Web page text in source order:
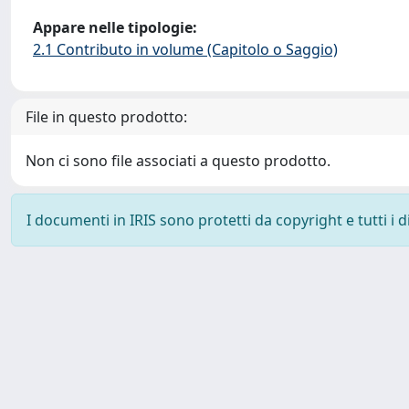
Appare nelle tipologie:
2.1 Contributo in volume (Capitolo o Saggio)
File in questo prodotto:
Non ci sono file associati a questo prodotto.
I documenti in IRIS sono protetti da copyright e tutti i